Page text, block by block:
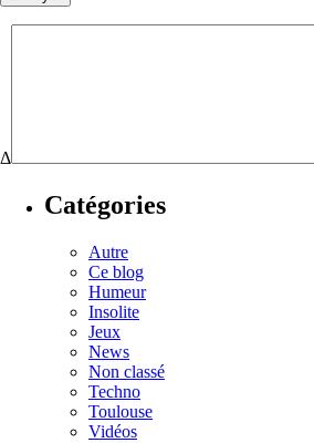
Δ
Catégories
Autre
Ce blog
Humeur
Insolite
Jeux
News
Non classé
Techno
Toulouse
Vidéos